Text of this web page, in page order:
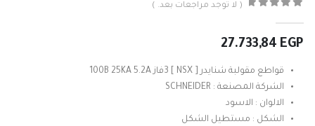
( لا توجد مراجعات بعد. )
27.733,84 EGP
قواطع مقولبة شنايدر [ NSX ] 3فاز 100B 25KA 5.2A
الشركة المصنعة : SCHNEIDER
الالوان : الاسود
الشكل : مستطيل الشكل